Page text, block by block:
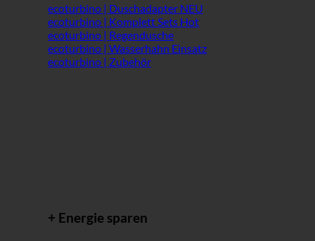
ecoturbino | Duschadapter
ecoturbino | Komplett Sets
ecoturbino | Regendusche
ecoturbino | Wasserhahn Einsatz
ecoturbino | Zubehör
+ Energie sparen